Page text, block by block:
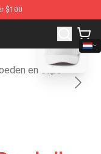
$100
- Official Bob
en caps
blank template